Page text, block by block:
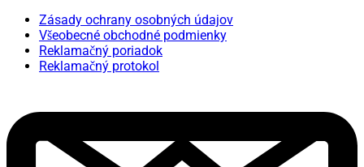
Zásady ochrany osobných údajov
Všeobecné obchodné podmienky
Reklamačný poriadok
Reklamačný protokol